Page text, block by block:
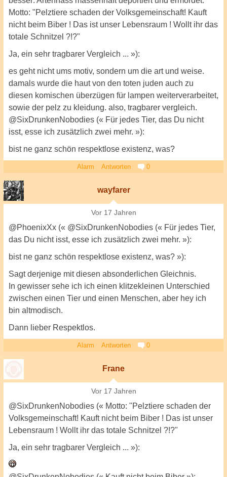
Motto: "Pelztiere schaden der Volksgemeinschaft! Kauft
nicht beim Biber ! Das ist unser Lebensraum ! Wollt ihr das
totale Schnitzel ?!?"
Ja, ein sehr tragbarer Vergleich ... »):
es geht nicht ums motiv, sondern um die art und weise.
damals wurde die haut von den toten juden auch zu
diesen komischen überzügen für lampen weiterverarbeitet,
sowie der pelz zu kleidung. also, tragbarer vergleich.
@SixDrunkenNobodies (« Für jedes Tier, das Du nicht
isst, esse ich zusätzlich zwei mehr. »):
bist ne ganz schön respektlose existenz, was?
Alarm Antworten 0
wayfarer
Vor 17 Jahren
@PhoenixXx (« @SixDrunkenNobodies (« Für jedes Tier,
das Du nicht isst, esse ich zusätzlich zwei mehr. »):
bist ne ganz schön respektlose existenz, was? »):
Sagt derjenige mit diesen absonderlichen Gleichnis.
In gewisser sehe ich ich einen klitzekleinen Unterschied
zwischen einen Tier und einen Menschen, aber hey ich
bin altmodisch.
Dann lieber Respektlos.
Alarm Antworten 0
Frane
Vor 17 Jahren
@SixDrunkenNobodies (« Motto: "Pelztiere schaden der
Volksgemeinschaft! Kauft nicht beim Biber ! Das ist unser
Lebensraum ! Wollt ihr das totale Schnitzel ?!?"
Ja, ein sehr tragbarer Vergleich ... »):